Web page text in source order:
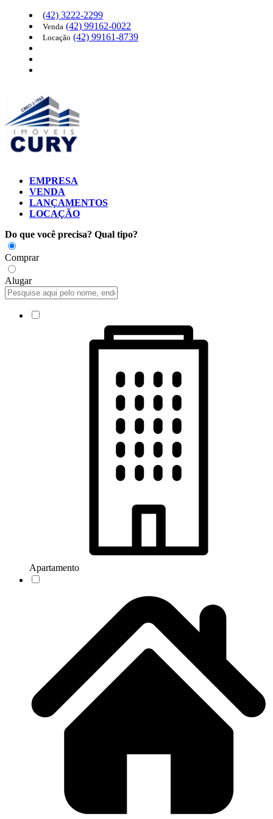
(42) 3222-2299
Venda (42) 99162-0022
Locação (42) 99161-8739
EMPRESA
VENDA
LANÇAMENTOS
LOCAÇÃO
Do que você precisa? Qual tipo?
Comprar
Alugar
Apartamento